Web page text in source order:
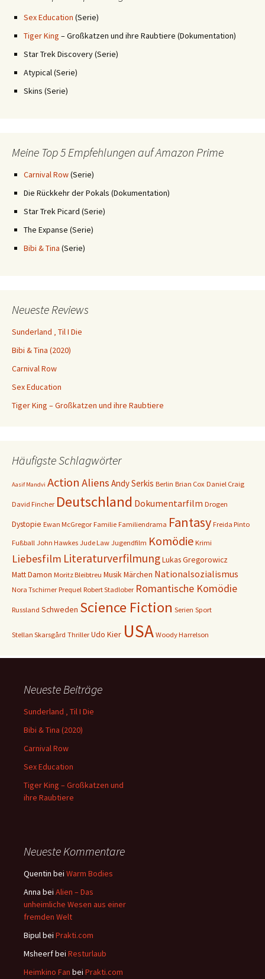
Sex Education (Serie)
Tiger King – Großkatzen und ihre Raubtiere (Dokumentation)
Star Trek Discovery (Serie)
Atypical (Serie)
Skins (Serie)
Meine Top 5 Empfehlungen auf Amazon Prime
Carnival Row(Serie)
Die Rückkehr der Pokals (Dokumentation)
Star Trek Picard (Serie)
The Expanse (Serie)
Bibi & Tina (Serie)
Neueste Reviews
Sunderland ‚ Til I Die
Bibi & Tina (2020)
Carnival Row
Sex Education
Tiger King – Großkatzen und ihre Raubtiere
Häufigste Schlagwörter
Aasif Mandvi Action Aliens Andy Serkis Berlin Brian Cox Daniel Craig
David Fincher Deutschland Dokumentarfilm Drogen
Dystopie Ewan McGregor Familie Familiendrama Fantasy Freida Pinto
Fußball John Hawkes Jude Law Jugendfilm Komödie Krimi
Liebesfilm LiteraturverfilmungLukas Gregorowicz
Matt Damon Moritz Bleibtreu MusikMärchen Nationalsozialismus
Nora Tschirner Prequel Robert Stadlober Romantische Komödie
Russland Schweden Science Fiction Serien Sport
Stellan Skarsgård Thriller Udo Kier USA Woody Harrelson
Neueste Beiträge
Sunderland ‚ Til I Die
Bibi & Tina (2020)
Carnival Row
Sex Education
Tiger King – Großkatzen und
ihre Raubtiere
Neueste Kommentare
Quentin bei Warm Bodies
Anna bei Alien – Das
unheimliche Wesen aus einer
fremden Welt
Bipulbei Prakti.com
Msheerfbei Resturlaub
Heimkino Fan bei Prakti.com